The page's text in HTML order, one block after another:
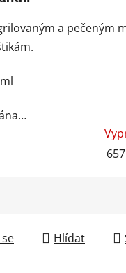
a pečeným
ml
Hlídat